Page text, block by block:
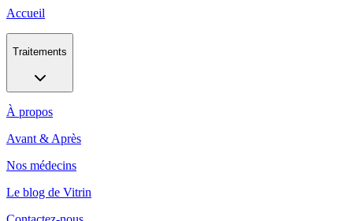
Accueil
Traitements
À propos
Avant & Après
Nos médecins
Le blog de Vitrin